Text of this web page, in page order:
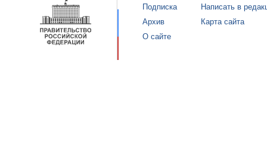
Подписка
Архив
О сайте
Написать в
Карта сайта